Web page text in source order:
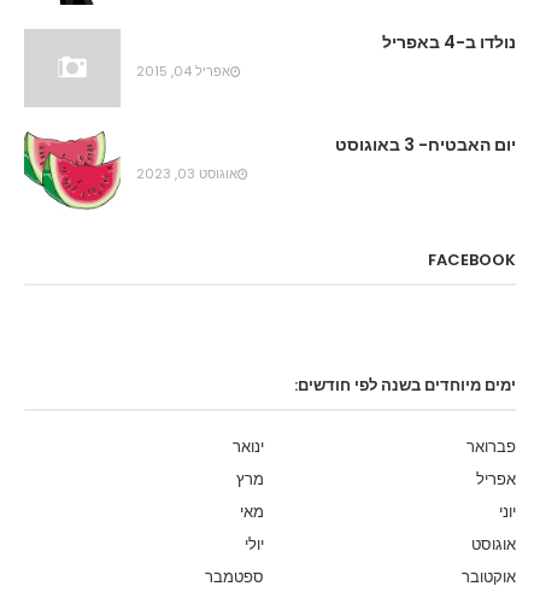
נולדו ב-4 באפריל
אפריל 04, 2015
יום האבטיח- 3 באוגוסט
אוגוסט 03, 2023
FACEBOOK
ימים מיוחדים בשנה לפי חודשים:
ינואר
פברואר
מרץ
אפריל
מאי
יוני
יולי
אוגוסט
ספטמבר
אוקטובר